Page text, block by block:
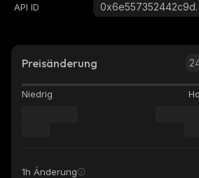
API ID
Preisänderung
Niedrig
1h Änderung